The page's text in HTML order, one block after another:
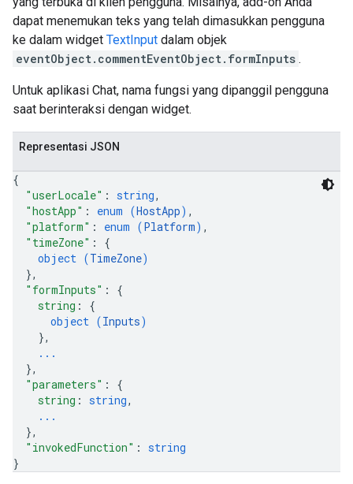
dapat menemukan teks yang telah dimasukkan pengguna
ke dalam widget TextInput dalam objek
eventObject.commentEventObject.formInputs .
Untuk aplikasi Chat, nama fungsi yang dipanggil pengguna
saat berinteraksi dengan widget.
Representasi JSON
{
"userLocale" : string,
"hostApp" : enum (HostApp) ,
"platform" : enum (Platform) ,
"timeZone" : {
object (TimeZone)
},
"formInputs" : {
string : {
object (Inputs)
},
...
},
"parameters" : {
string : string,
...
},
"invokedFunction" : string
}